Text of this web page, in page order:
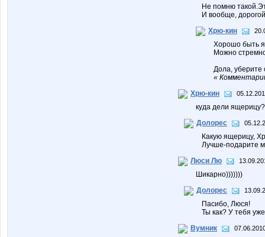
Не помню
И вообще,
Хрю-кин
Хорошо быть
Можно
Дола, уберите
«
Хрю-кин
куда дели ящерицу?
Долорес
Какую ящерицу,
Лучше-подарите
Люси Лю
Шикарно)))))))
Долорес
Пасибо, Люся!
Ты как? У тебя
Вумник